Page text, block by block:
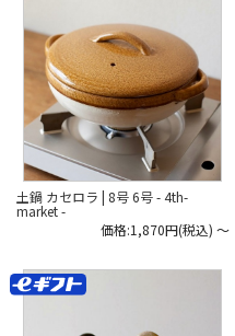
土鍋 カセロラ | 8号 6号 - 4th-
market -
価格:1,870円(税込) ～